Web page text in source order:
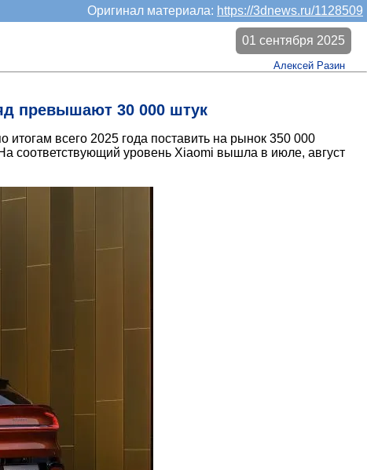
Оригинал материала: https://3dnews.ru/1128509
превышают 30 000 штук
01 сентября 2025
Алексей Разин
всего 2025 года поставить на рынок 350 000
соответствующий уровень Xiaomi вышла в июле, август